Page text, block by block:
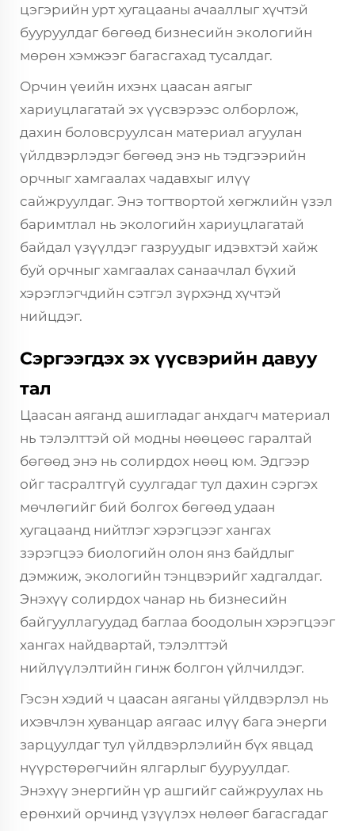
цэгэрийн урт хугацааны ачааллыг хүчтэй
бууруулдаг бөгөөд бизнесийн экологийн
мөрөн хэмжээг багасгахад тусалдаг.
Орчин үеийн ихэнх цаасан аягыг
хариуцлагатай эх үүсвэрээс олборлож,
дахин боловсруулсан материал агуулан
үйлдвэрлэдэг бөгөөд энэ нь тэдгээрийн
орчныг хамгаалах чадавхыг илүү
сайжруулдаг. Энэ тогтвортой хөгжлийн үзэл
баримтлал нь экологийн хариуцлагатай
байдал үзүүлдэг газруудыг идэвхтэй хайж
буй орчныг хамгаалах санаачлал бүхий
хэрэглэгчдийн сэтгэл зүрхэнд хүчтэй
нийцдэг.
Сэргээгдэх эх үүсвэрийн давуу
тал
Цаасан аяганд ашигладаг анхдагч материал
нь тэлэлттэй ой модны нөөцөөс гаралтай
бөгөөд энэ нь солирдох нөөц юм. Эдгээр
ойг тасралтгүй суулгадаг тул дахин сэргэх
мөчлөгийг бий болгох бөгөөд удаан
хугацаанд нийтлэг хэрэгцээг хангах
зэрэгцээ биологийн олон янз байдлыг
дэмжиж, экологийн тэнцвэрийг хадгалдаг.
Энэхүү солирдох чанар нь бизнесийн
байгууллагуудад баглаа боодолын хэрэгцээг
хангах найдвартай, тэлэлттэй
нийлүүлэлтийн гинж болгон үйлчилдэг.
Гэсэн хэдий ч цаасан аяганы үйлдвэрлэл нь
ихэвчлэн хуванцар аягаас илүү бага энерги
зарцуулдаг тул үйлдвэрлэлийн бүх явцад
нүүрстөрөгчийн ялгарлыг бууруулдаг.
Энэхүү энергийн үр ашгийг сайжруулах нь
ерөнхий орчинд үзүүлэх нөлөөг багасгадаг